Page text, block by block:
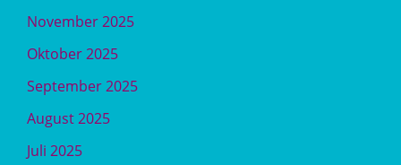
November 2025
Oktober 2025
September 2025
August 2025
Juli 2025